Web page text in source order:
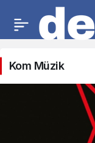
Kom Müzik